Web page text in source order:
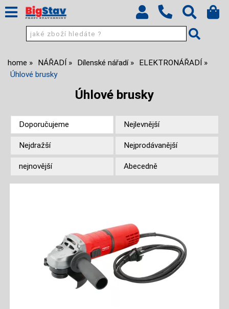
home NÁŘADÍ Dílenské nářadí
ELEKTRONÁŘADÍ
Úhlové brusky
Úhlové brusky
Doporučujeme Nejlevnější
Nejdražší Nejprodávanější
nejnovější Abecedně